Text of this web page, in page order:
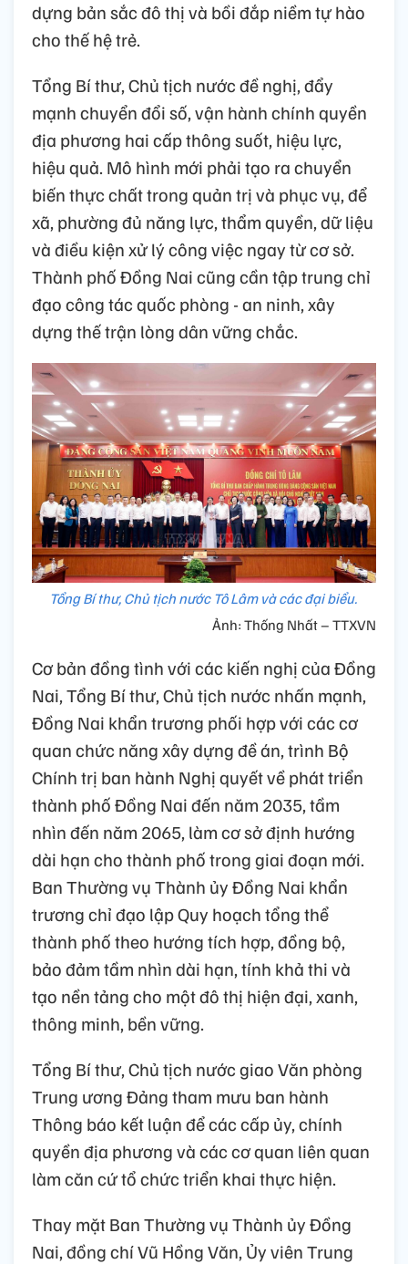
dựng bản sắc đô thị và bồi đắp niềm tự hào
cho thế hệ trẻ.
Tổng Bí thư, Chủ tịch nước đề nghị, đẩy
mạnh chuyển đổi số, vận hành chính quyền
địa phương hai cấp thông suốt, hiệu lực,
hiệu quả. Mô hình mới phải tạo ra chuyển
biến thực chất trong quản trị và phục vụ, để
xã, phường đủ năng lực, thẩm quyền, dữ liệu
và điều kiện xử lý công việc ngay từ cơ sở.
Thành phố Đồng Nai cũng cần tập trung chỉ
đạo công tác quốc phòng - an ninh, xây
dựng thế trận lòng dân vững chắc.
Tổng Bí thư, Chủ tịch nước Tô Lâm và các đại biểu.
Ảnh: Thống Nhất – TTXVN
Cơ bản đồng tình với các kiến nghị của Đồng
Nai, Tổng Bí thư, Chủ tịch nước nhấn mạnh,
Đồng Nai khẩn trương phối hợp với các cơ
quan chức năng xây dựng đề án, trình Bộ
Chính trị ban hành Nghị quyết về phát triển
thành phố Đồng Nai đến năm 2035, tầm
nhìn đến năm 2065, làm cơ sở định hướng
dài hạn cho thành phố trong giai đoạn mới.
Ban Thường vụ Thành ủy Đồng Nai khẩn
trương chỉ đạo lập Quy hoạch tổng thể
thành phố theo hướng tích hợp, đồng bộ,
bảo đảm tầm nhìn dài hạn, tính khả thi và
tạo nền tảng cho một đô thị hiện đại, xanh,
thông minh, bền vững.
Tổng Bí thư, Chủ tịch nước giao Văn phòng
Trung ương Đảng tham mưu ban hành
Thông báo kết luận để các cấp ủy, chính
quyền địa phương và các cơ quan liên quan
làm căn cứ tổ chức triển khai thực hiện.
Thay mặt Ban Thường vụ Thành ủy Đồng
Nai, đồng chí Vũ Hồng Văn, Ủy viên Trung